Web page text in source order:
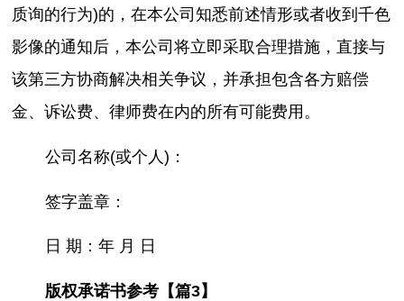
质询的行为)的，在本公司知悉前述情形或者收到千色
影像的通知后，本公司将立即采取合理措施，直接与
该第三方协商解决相关争议，并承担包含各方赔偿
金、诉讼费、律师费在内的所有可能费用。
公司名称(或个人)：
签字盖章：
日 期：年 月 日
版权承诺书参考【篇3】